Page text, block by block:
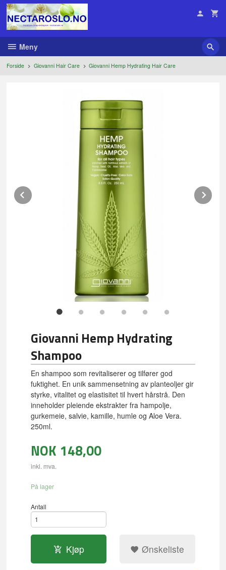
Gå
innholdet
Meny
Forside Giovanni Hair Care Giovanni Hemp Hydrating Hair Care
Prev
Giovanni Hemp Hydrating
Shampoo
En shampoo som revitaliserer og tilfører god
fuktighet. En unik sammensetning av planteoljer gir
styrke, vitalitet og elastisitet til hvert hårstrå. Den
inneholder pleiende ekstrakter fra hampolje,
gurkemeie, salvie, kamille, humle og Aloe Vera.
250ml.
NOK 148,00
inkl. mva.
På lager
Antall
Kjøp Ønskeliste